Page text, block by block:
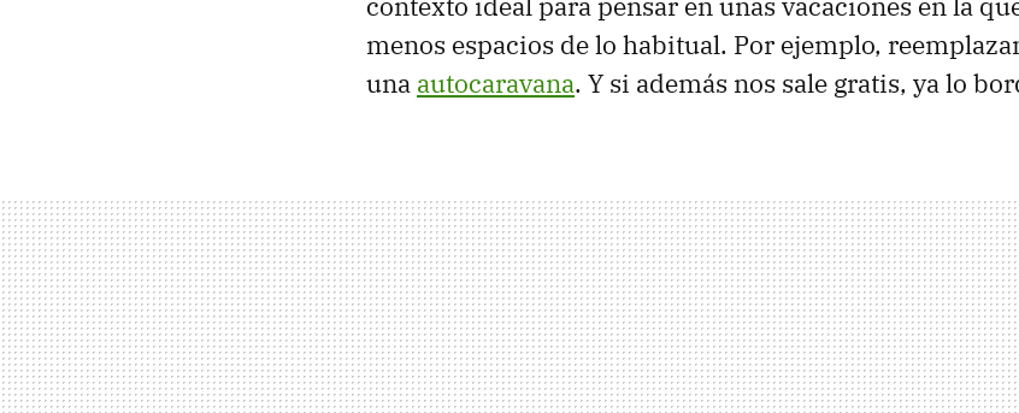
menos espacios de lo habitual. Por ejemplo,
una autocaravana. Y si además nos sale gratis, ya lo